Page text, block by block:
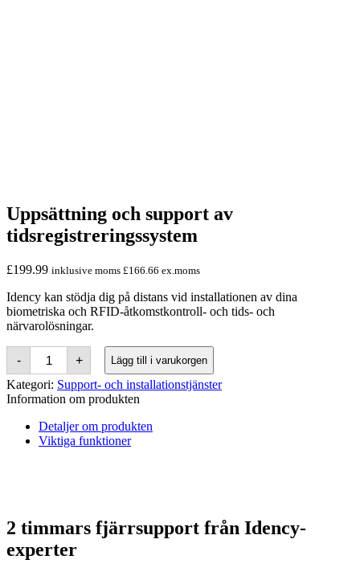
Uppsättning och support av
tidsregistreringssystem
£199.99 inklusive moms £166.66 ex.moms
Idency kan stödja dig på distans vid installationen av dina
biometriska och RFID-åtkomstkontroll- och tids- och
närvarolösningar.
-
Time
and
Attendance
System
Set-
&
Support
+ Lägg till i varukorgen
Kategori: Support- och installationstjänster
Information om produkten
Detaljer om produkten
Viktiga funktioner
2 timmars fjärrsupport från Idency-
experter